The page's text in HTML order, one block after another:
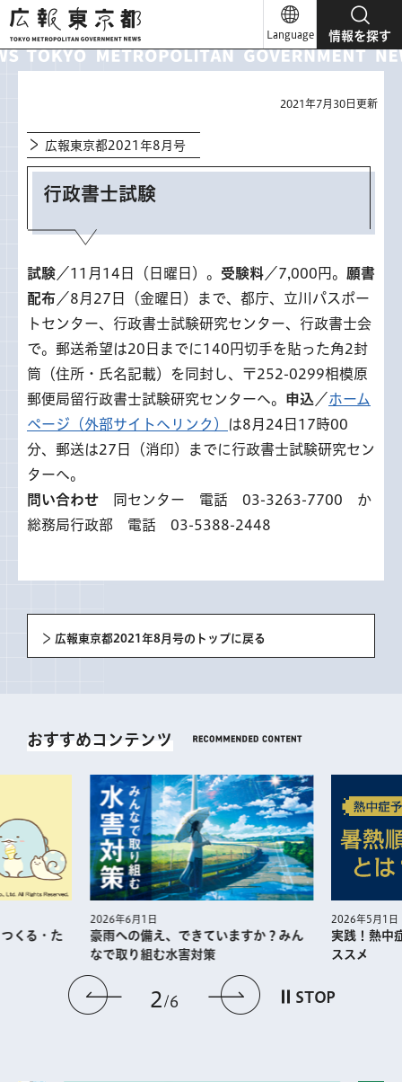
広報東京都
Language 情報を探す
2021年7月30日更新
広報東京都2021年8月号
行政書士試験
試験 ／11月14日（日曜日）。 受験料 ／7,000円。 願書
配布 ／8月27日（金曜日）まで、都庁、立川パスポー
トセンター、行政書士試験研究センター、行政書士会
で。郵送希望は20日までに140円切手を貼った角2封
筒（住所・氏名記載）を同封し、〒252-0299相模原
郵便局留行政書士試験研究センターへ。
申込 ／ ホーム
ページ（外部サイトへリンク）
は8月24日17時00
分、郵送は27日（消印）までに行政書士試験研究セン
ターへ。
問い合わせ 同センター 電話 03-3263-7700 か
総務局行政部 電話 03-5388-2448
広報東京都2021年8月号のトップに戻る
おすすめコンテンツ
前のスライドを表示
2 6 次のスライドを
STOP
くる・た
2026年6月1日
豪雨への備え、できていますか？みん
なで取り組む水害対策
2026年5月1日
実践！熱中
ススメ